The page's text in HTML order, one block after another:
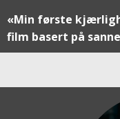
«Min første
film basert på